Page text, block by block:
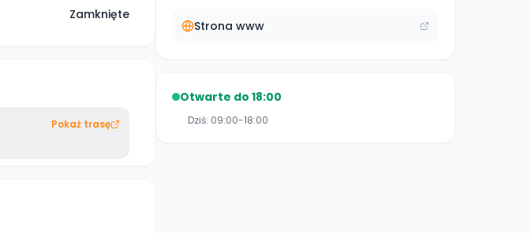
Zamknięte
Pokaż trasę
Strona www
Otwarte do 18:00
Dziś: 09:00-18:00